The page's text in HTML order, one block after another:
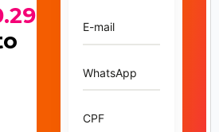
E-mail
WhatsApp
CPF